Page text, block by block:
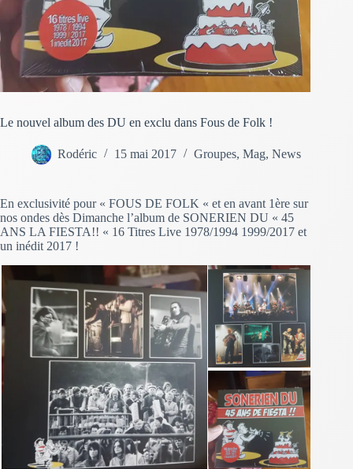
Le nouvel album des DU en exclu dans Fous de Folk !
Rodéric 15 mai 2017 Groupes, Mag, News
En exclusivité pour « FOUS DE FOLK « et en avant 1ère sur
nos ondes dès Dimanche l’album de SONERIEN DU « 45
ANS LA FIESTA!! « 16 Titres Live 1978/1994 1999/2017 et
un inédit 2017 !